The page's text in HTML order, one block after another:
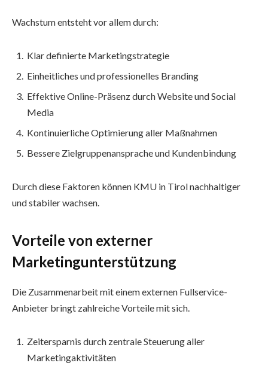
Wachstum entsteht vor allem durch:
Klar definierte Marketingstrategie
Einheitliches und professionelles Branding
Effektive Online-Präsenz durch Website und Social
Media
Kontinuierliche Optimierung aller Maßnahmen
Bessere Zielgruppenansprache und Kundenbindung
Durch diese Faktoren können KMU in Tirol nachhaltiger
und stabiler wachsen.
Vorteile von externer
Marketingunterstützung
Die Zusammenarbeit mit einem externen Fullservice-
Anbieter bringt zahlreiche Vorteile mit sich.
Zeitersparnis durch zentrale Steuerung aller
Marketingaktivitäten